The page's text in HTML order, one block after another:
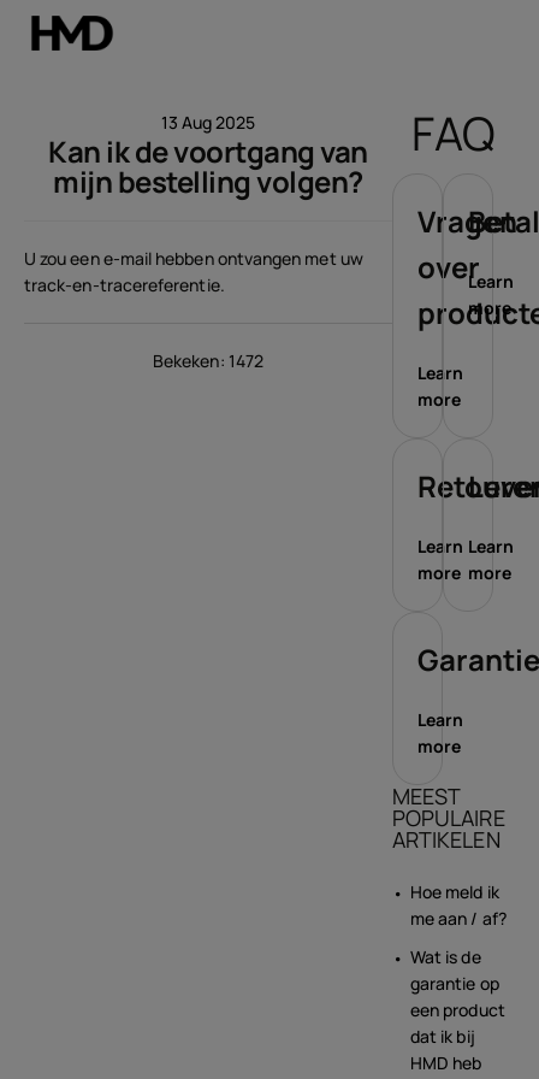
Smartphones
Accessoires
Aanbiedingen
13 Aug 2025
Kan ik de voortgang van
mijn bestelling volgen?
U zou een e-mail hebben ontvangen met uw
track-en-tracereferentie.
Bekeken: 1472
FAQ
Vragen
over
Learn
more
Learn
more
Learn
more
Learn
more
Learn
more
MEEST
POPULAIRE
ARTIKELEN
Hoe meld ik
me aan / af?
Wat is de
garantie op
een product
dat ik bij
HMD heb